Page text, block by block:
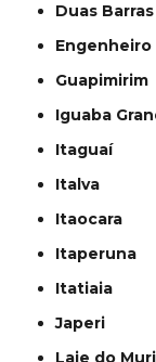
Duas Barras
Guapimirim
Iguaba
Itaguaí
Italva
Itaocara
Itaperuna
Itatiaia
Japeri
Laje do